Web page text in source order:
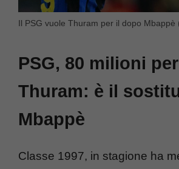
Il PSG vuole Thuram per il dopo Mbappè
PSG, 80 milioni
Thuram: è il
Mbappè
Classe 1997, in stagione ha